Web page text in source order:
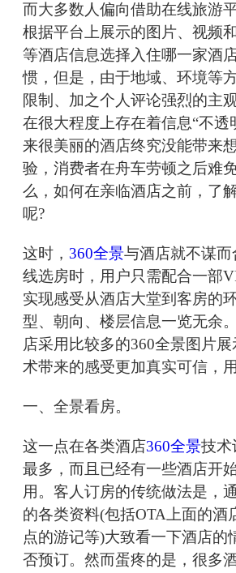
而大多数人偏向借助在线旅游
根据平台上展示的图片、视频
等酒店信息选择入住哪一家酒
惯，但是，由于地域、环境等
限制、加之个人评论强烈的主
在很大程度上存在着信息“不透
来很美丽的酒店终究没能带来
验，消费者在舟车劳顿之后难
么，如何在亲临酒店之前，了
呢?
这时， 360全景与酒店就不谋而
线选房时，用户只需配合一部
实现感受从酒店大堂到客房的
型、朝向、楼层信息一览无余
店采用比较多的360全景图片
术带来的感受更加真实可信，
一、全景看房。
这一点在各类酒店360全景技术
最多，而且已经有一些酒店开
用。客人订房的传统做法是，
的各类资料(包括OTA上面的酒
点的游记等)大致看一下酒店的
否预订。然而蛋疼的是，很多